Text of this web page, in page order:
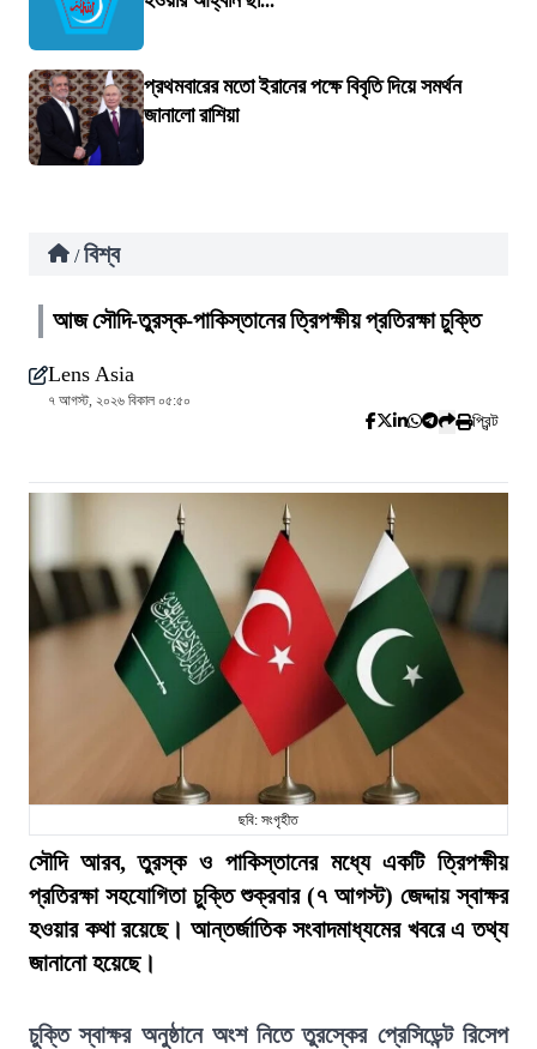
প্রথমবারের মতো ইরানের পক্ষে বিবৃতি দিয়ে সমর্থন
জানালো রাশিয়া
/ বিশ্ব
আজ সৌদি-তুরস্ক-পাকিস্তানের ত্রিপক্ষীয় প্রতিরক্ষা চুক্তি
Lens Asia
৭ আগস্ট, ২০২৬ বিকাল ০৫:৫০
প্রিন্ট
ছবি: সংগৃহীত
সৌদি আরব, তুরস্ক ও পাকিস্তানের মধ্যে একটি ত্রিপক্ষীয়
প্রতিরক্ষা সহযোগিতা চুক্তি শুক্রবার (৭ আগস্ট) জেদ্দায় স্বাক্ষর
হওয়ার কথা রয়েছে। আন্তর্জাতিক সংবাদমাধ্যমের খবরে এ তথ্য
জানানো হয়েছে।
চুক্তি স্বাক্ষর অনুষ্ঠানে অংশ নিতে তুরস্কের প্রেসিডেন্ট রিসেপ